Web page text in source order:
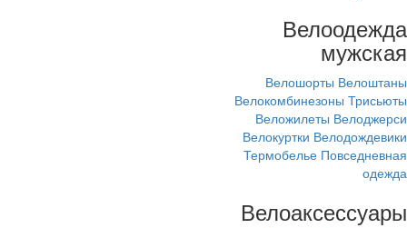
Велоодежда
мужская
Велошорты Велоштаны
Велокомбинезоны Трисьюты
Веложилеты Велоджерси
Велокуртки Велодождевики
Термобелье Повседневная
одежда
Велоаксессуары